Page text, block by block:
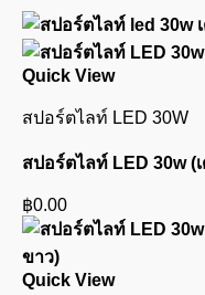
Quick View
สปอร์ตไลท์ LED 30W
สปอร์ตไลท์ LED 30w (
฿0.00
Quick View